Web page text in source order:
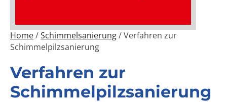
Home/Schimmelsanierung/ Verfahren zur
Schimmelpilzsanierung
Verfahren zur
Schimmelpilzsanierung